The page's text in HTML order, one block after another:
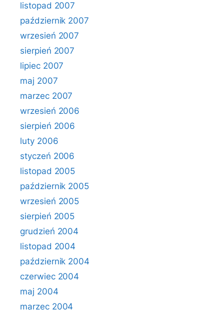
listopad 2007
październik 2007
wrzesień 2007
sierpień 2007
lipiec 2007
maj 2007
marzec 2007
wrzesień 2006
sierpień 2006
luty 2006
styczeń 2006
listopad 2005
październik 2005
wrzesień 2005
sierpień 2005
grudzień 2004
listopad 2004
październik 2004
czerwiec 2004
maj 2004
marzec 2004